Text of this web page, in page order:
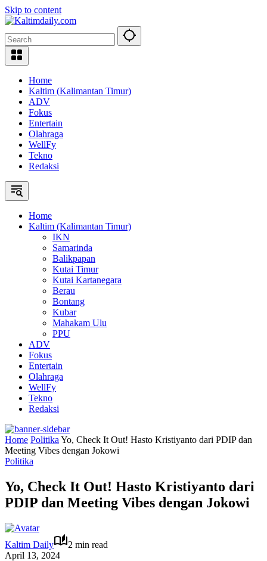
Skip to content
Home
Kaltim (Kalimantan Timur)
ADV
Fokus
Entertain
Olahraga
WellFy
Tekno
Redaksi
Home
Kaltim (Kalimantan Timur)
IKN
Samarinda
Balikpapan
Kutai Timur
Kutai Kartanegara
Berau
Bontang
Kubar
Mahakam Ulu
PPU
ADV
Fokus
Entertain
Olahraga
WellFy
Tekno
Redaksi
Home Politika Yo, Check It Out! Hasto Kristiyanto dari PDIP dan
Meeting Vibes dengan Jokowi
Politika
Yo, Check It Out! Hasto Kristiyanto dari
PDIP dan Meeting Vibes dengan Jokowi
Kaltim Daily
2 min read
April 13, 2024